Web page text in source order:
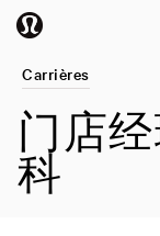
Carrières
门店
科